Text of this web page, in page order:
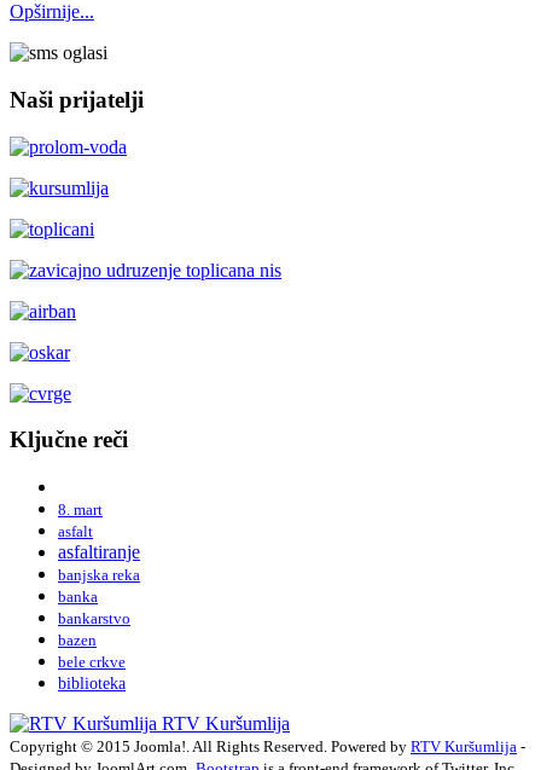
Opširnije...
Naši prijatelji
Ključne reči
8. mart
asfalt
asfaltiranje
banjska reka
banka
bankarstvo
bazen
bele crkve
biblioteka
RTV Kuršumlija
Copyright © 2015 Joomla!. All Rights Reserved. Powered by RTV Kuršumlija -